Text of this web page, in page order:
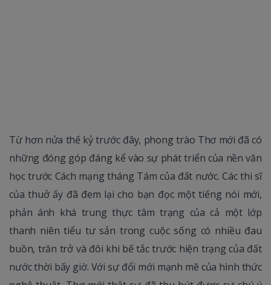
Từ hơn nửa thế kỷ trước đây, phong trào Thơ mới đã có
những đóng góp đáng kể vào sự phát triển của nền văn
học trước Cách mạng tháng Tám của đất nước. Các thi sĩ
của thuở ấy đã đem lại cho bạn đọc một tiếng nói mới,
phản ánh khá trung thực tâm trạng của cả một lớp
thanh niên tiểu tư sản trong cuộc sống có nhiều đau
buồn, trăn trở và đôi khi bế tắc trước hiện trạng của đất
nước thời bấy giờ. Với sự đổi mới mạnh mẽ của hình thức